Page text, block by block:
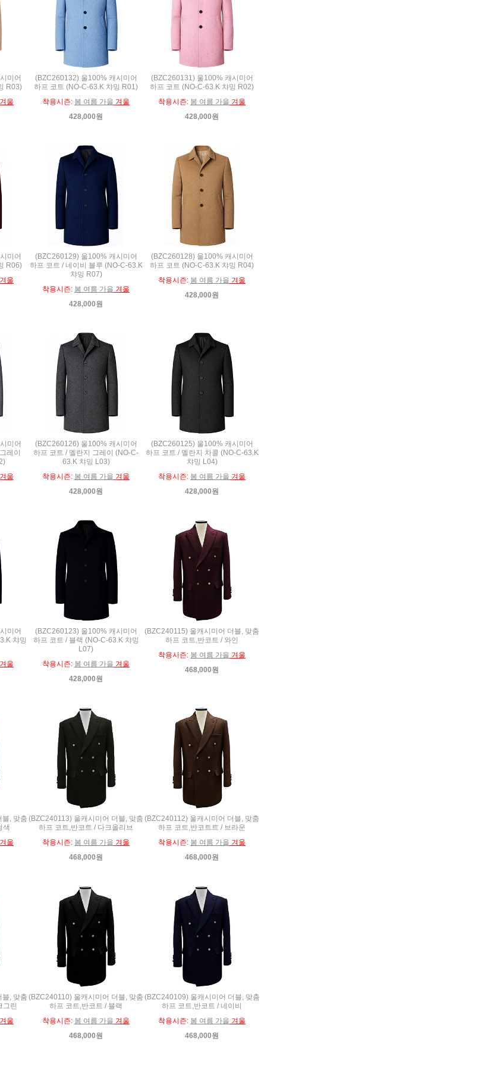
미어
R03)
겨울
(BZC260132) 울100% 캐시미어
하프 코트 (NO-C-63.K 챠밍 R01)
착용시즌: 봄 여름 가을 겨울
428,000원
(BZC260131) 울100% 캐시미어
하프 코트 (NO-C-63.K 챠밍 R02)
착용시즌: 봄 여름 가을 겨울
428,000원
미어
R06)
겨울
(BZC260129) 울100% 캐시미어
하프 코트 / 네이비 블루 (NO-C-63.K
챠밍 R07)
착용시즌: 봄 여름 가을 겨울
428,000원
(BZC260128) 울100% 캐시미어
하프 코트 (NO-C-63.K 챠밍 R04)
착용시즌: 봄 여름 가을 겨울
428,000원
미어
레이
겨울
(BZC260126) 울100% 캐시미어
하프 코트 / 멜란지 그레이 (NO-C-
63.K 챠밍 L03)
착용시즌: 봄 여름 가을 겨울
428,000원
(BZC260125) 울100% 캐시미어
하프 코트 / 멜란지 차콜 (NO-C-63.K
챠밍 L04)
착용시즌: 봄 여름 가을 겨울
428,000원
미어
챠밍
겨울
(BZC260123) 울100% 캐시미어
하프 코트 / 블랙 (NO-C-63.K 챠밍
L07)
착용시즌: 봄 여름 가을 겨울
428,000원
(BZC240115) 울캐시미어 더블, 맞춤
하프 코트,반코트 / 와인
착용시즌: 봄 여름 가을 겨울
468,000원
, 맞춤
색
겨울
(BZC240113) 울캐시미어 더블, 맞춤
하프 코트,반코트 / 다크올리브
착용시즌: 봄 여름 가을 겨울
468,000원
(BZC240112) 울캐시미어 더블, 맞춤
하프 코트,반코트트 / 브라운
착용시즌: 봄 여름 가을 겨울
468,000원
, 맞춤
그린
겨울
(BZC240110) 울캐시미어 더블, 맞춤
하프 코트,반코트 / 블랙
착용시즌: 봄 여름 가을 겨울
468,000원
(BZC240109) 울캐시미어 더블, 맞춤
하프 코트,반코트 / 네이비
착용시즌: 봄 여름 가을 겨울
468,000원